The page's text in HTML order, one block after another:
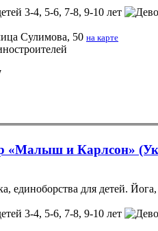
3-4, 5-6, 7-8, 9-10 лет
Сулимова, 50 на карте
«Малыш и Карлсон»
единоборства для детей.
3-4, 5-6, 7-8, 9-10 лет